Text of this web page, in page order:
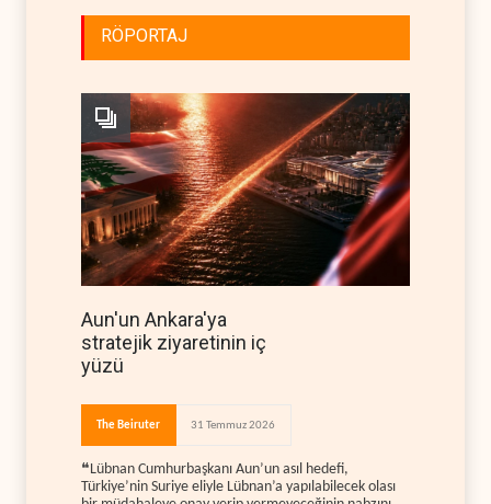
RÖPORTAJ
Aun'un Ankara'ya
stratejik ziyaretinin iç
yüzü
The Beiruter 31 Temmuz 2026
❝Lübnan Cumhurbaşkanı Aun’un asıl hedefi,
Türkiye’nin Suriye eliyle Lübnan’a yapılabilecek olası